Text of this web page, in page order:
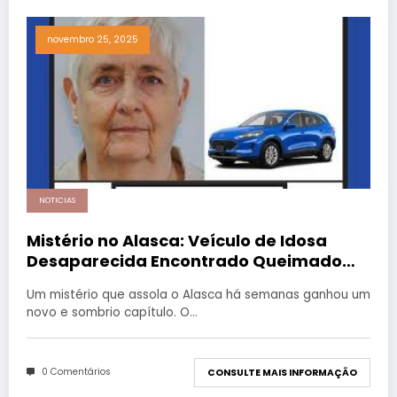
novembro 25, 2025
NOTICIAS
Mistério no Alasca: Veículo de Idosa
Desaparecida Encontrado Queimado
Um mistério que assola o Alasca há semanas ganhou um
novo e sombrio capítulo. O…
0 Comentários CONSULTE MAIS INFORMAÇÃO